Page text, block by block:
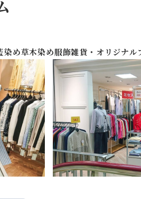
め草木染め服飾雑貨・オリジナル